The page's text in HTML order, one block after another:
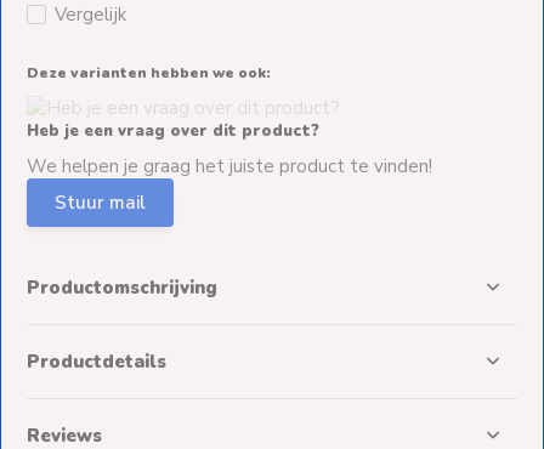
Vergelijk
Deze varianten hebben we ook:
Heb je een vraag over dit product?
We helpen je graag het juiste product te vinden!
Stuur mail
Productomschrijving
Productdetails
Reviews